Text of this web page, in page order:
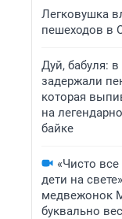
Легковушка
пешеходов в
Дуй, бабуля:
задержали
которая
на
байке
«Чисто
дети на
медвежонок
буквально